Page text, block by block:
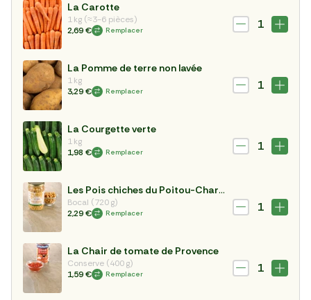
La Carotte
1 kg (≈3-6 pièces)
2,69 €
Remplacer 1
La Pomme de terre non lavée
1 kg
3,29 €
Remplacer 1
La Courgette verte
1 kg
1,98 €
Remplacer 1
Les Pois chiches du Poitou-Charentes
Bocal (720 g)
2,29 €
Remplacer 1
La Chair de tomate de Provence
Conserve (400 g)
1,59 €
Remplacer 1